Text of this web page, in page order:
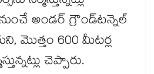
అండర్​ గ్రౌండ్​టన్నెల్
మొత్తం 600 మీటర్ల
చెప్పారు.